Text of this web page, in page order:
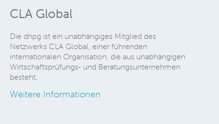
CLA Global
Die dhpg ist ein unabhängiges Mitglied des
Netzwerks CLA Global, einer führenden
internationalen Organisation, die aus unabhängigen
Wirtschaftsprüfungs- und Beratungsunternehmen
besteht.
Weitere Informationen